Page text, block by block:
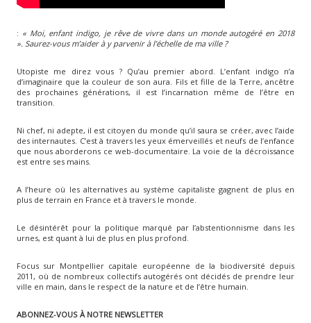
: « Moi, enfant indigo, je rêve de vivre dans un monde autogéré en 2018
». Saurez-vous m’aider à y parvenir à l’échelle de ma ville ?
Utopiste me direz vous ? Qu’au premier abord. L’enfant indigo n’a
d’imaginaire que la couleur de son aura. Fils et fille de la Terre, ancêtre
des prochaines générations, il est l’incarnation même de l’être en
transition.
Ni chef, ni adepte, il est citoyen du monde qu’il saura se créer, avec l’aide
des internautes. C’est à travers les yeux émerveillés et neufs de l’enfance
que nous aborderons ce web-documentaire. La voie de la décroissance
est entre ses mains.
A l’heure où les alternatives au système capitaliste gagnent de plus en
plus de terrain en France et à travers le monde.
Le désintérêt pour la politique marqué par l’abstentionnisme dans les
urnes, est quant à lui de plus en plus profond.
Focus sur Montpellier capitale européenne de la biodiversité depuis
2011, où de nombreux collectifs autogérés ont décidés de prendre leur
ville en main, dans le respect de la nature et de l’être humain.
ABONNEZ-VOUS À NOTRE NEWSLETTER